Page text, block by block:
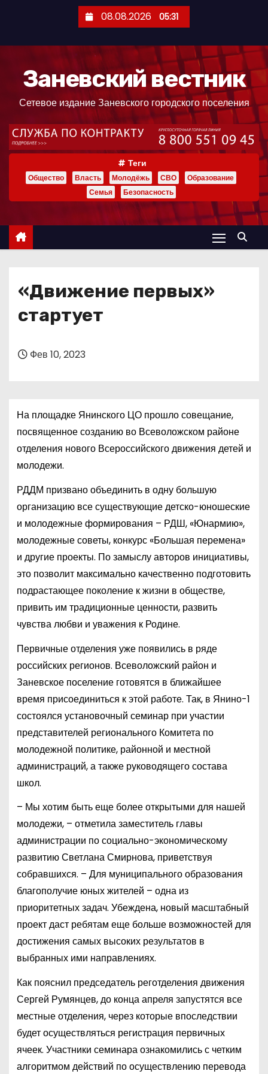
ж
08.08.2026 05:31
Заневский вестник
Сетевое издание Заневского городского поселения
Теги
Общество Власть Молодёжь СВО
Образование
Семья
Безопасность
«Движение первых»
стартует
Фев 10, 2023
На площадке Янинского ЦО прошло совещание,
посвященное созданию во Всеволожском районе
отделения нового Всероссийского движения детей и
молодежи.
РДДМ призвано объединить в одну большую
организацию все существующие детско-юношеские
и молодежные формирования – РДШ, «Юнармию»,
молодежные советы, конкурс «Большая перемена»
и другие проекты. По замыслу авторов инициативы,
это позволит максимально качественно подготовить
подрастающее поколение к жизни в обществе,
привить им традиционные ценности, развить
чувства любви и уважения к Родине.
Первичные отделения уже появились в ряде
российских регионов. Всеволожский район и
Заневское поселение готовятся в ближайшее
время присоединиться к этой работе. Так, в Янино-1
состоялся установочный семинар при участии
представителей регионального Комитета по
молодежной политике, районной и местной
администраций, а также руководящего состава
школ.
– Мы хотим быть еще более открытыми для нашей
молодежи, – отметила заместитель главы
администрации по социально-экономическому
развитию Светлана Смирнова, приветствуя
собравшихся. – Для муниципального образования
благополучие юных жителей – одна из
приоритетных задач. Убеждена, новый масштабный
проект даст ребятам еще больше возможностей для
достижения самых высоких результатов в
выбранных ими направлениях.
Как пояснил председатель реготделения движения
Сергей Румянцев, до конца апреля запустятся все
местные отделения, через которые впоследствии
будет осуществляться регистрация первичных
ячеек. Участники семинара ознакомились с четким
алгоритмом действий по осуществлению перевода